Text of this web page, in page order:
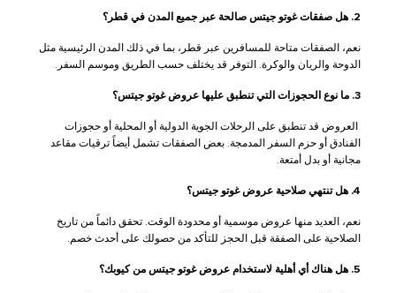
2. هل صفقات غوتو جيتس صالحة عبر جميع المدن في قطر؟
نعم، الصفقات متاحة للمسافرين عبر قطر، بما في ذلك المدن الرئيسية مثل
الدوحة والريان والوكرة. التوفر قد يختلف حسب الطريق وموسم السفر.
3. ما نوع الحجوزات التي تنطبق عليها عروض غوتو جيتس؟
العروض قد تنطبق على الرحلات الجوية الدولية أو المحلية أو حجوزات
الفنادق أو حزم السفر المدمجة. بعض الصفقات تشمل أيضاً ترقيات مقاعد
مجانية أو بدل أمتعة.
4. هل تنتهي صلاحية عروض غوتو جيتس؟
نعم، العديد منها عروض موسمية أو محدودة الوقت. تحقق دائماً من تاريخ
الصلاحية على الصفقة قبل الحجز للتأكد من حصولك على أحدث خصم.
5. هل هناك أي أهلية لاستخدام عروض غوتو جيتس من كيوبك؟